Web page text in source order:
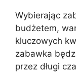
Wybierając
budżetem,
kluczowych
zabawka
przez długi